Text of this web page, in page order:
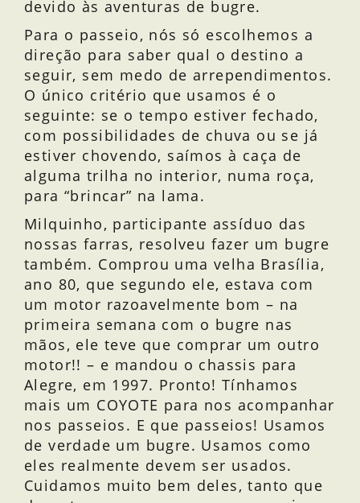
devido às aventuras de bugre.
Para o passeio, nós só escolhemos a
direção para saber qual o destino a
seguir, sem medo de arrependimentos.
O único critério que usamos é o
seguinte: se o tempo estiver fechado,
com possibilidades de chuva ou se já
estiver chovendo, saímos à caça de
alguma trilha no interior, numa roça,
para “brincar” na lama.
Milquinho, participante assíduo das
nossas farras, resolveu fazer um bugre
também. Comprou uma velha Brasília,
ano 80, que segundo ele, estava com
um motor razoavelmente bom – na
primeira semana com o bugre nas
mãos, ele teve que comprar um outro
motor!! – e mandou o chassis para
Alegre, em 1997. Pronto! Tínhamos
mais um COYOTE para nos acompanhar
nos passeios. E que passeios! Usamos
de verdade um bugre. Usamos como
eles realmente devem ser usados.
Cuidamos muito bem deles, tanto que